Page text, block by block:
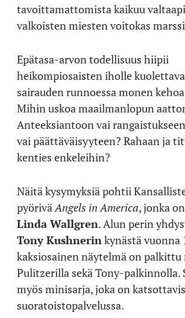
tavoittamattomista kaikuu
valkoisten miesten voitokas
Epätasa-arvon todellisuus hiipii
heikompiosaisten iholle
sairauden runnoessa monen
Mihin uskoa maailmanlopun
Anteeksiantoon vai
vai päättäväisyyteen? Rahaan ja
kenties enkeleihin?
Näitä kysymyksiä pohtii
pyöriväAngels in America, jonka
Linda Wallgren. Alun perin
Tony Kushnerinkynästä vuonna
kaksiosainen näytelmä on palkittu
Pulitzerilla sekä Tony-palkinnolla.
myös minisarja, joka on
suoratoistopalvelussa.